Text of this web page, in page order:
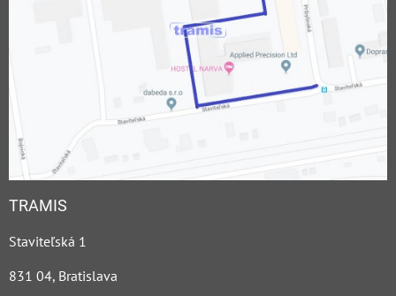
TRAMIS
Staviteľská 1
831 04, Bratislava